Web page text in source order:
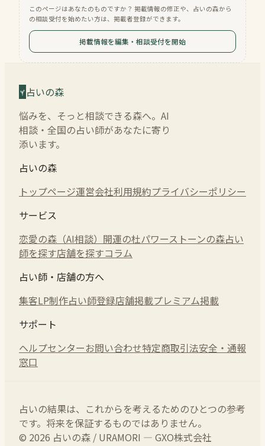
このページはあなたのものですか？ 掲載情報の修正や、占いの森から
の相談受付を始めたい方は、掲載者登録ができます。
掲載情報を編集・相談受付を開始
占いの森
悩みを、そっと相談できる森へ。AI
相談・全国の占い師があなたに寄り
添います。
占いの森
トップページ運営会社利用規約プライバシーポリシー
サービス
恋愛の森（AI相談） 開運の杜パワーストーンの森占い
師を探す店舗を探すコラム
占い師・店舗の方へ
集客LP制作占い師登録店舗掲載プレミアム掲載
サポート
ヘルプセンターお問い合わせ特定商取引法安全・通報
窓口
占いの結果は、これからを考えるためのひとつの参考
です。将来を保証するものではありません。
© 2026 占いの森 / URAMORI — GXO株式会社